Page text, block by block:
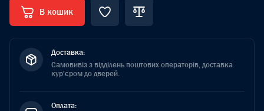
В кошик
Доставка:
Самовивіз з відділень поштових операторів, доставка
кур'єром до дверей.
Оплата: